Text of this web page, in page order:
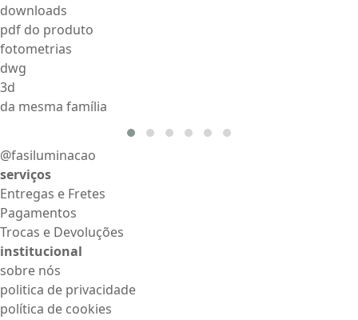
downloads
pdf do produto
fotometrias
dwg
3d
da mesma família
@fasiluminacao
serviços
Entregas e Fretes
Pagamentos
Trocas e Devoluções
institucional
sobre nós
politica de privacidade
política de cookies